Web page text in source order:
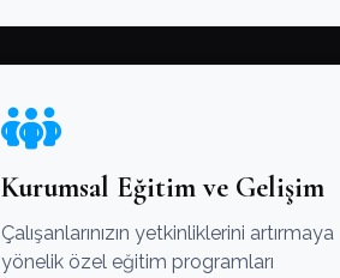
Kurumsal Eğitim ve Gelişim
Çalışanlarınızın yetkinliklerini artırmaya
yönelik özel eğitim programları